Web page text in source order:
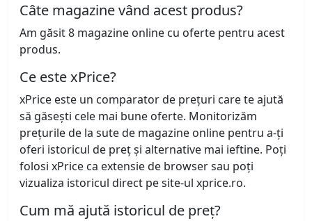
Câte magazine vând acest produs?
Am găsit 8 magazine online cu oferte pentru acest
produs.
Ce este xPrice?
xPrice este un comparator de prețuri care te ajută
să găsești cele mai bune oferte. Monitorizăm
prețurile de la sute de magazine online pentru a-ți
oferi istoricul de preț și alternative mai ieftine. Poți
folosi xPrice ca extensie de browser sau poți
vizualiza istoricul direct pe site-ul xprice.ro.
Cum mă ajută istoricul de preț?